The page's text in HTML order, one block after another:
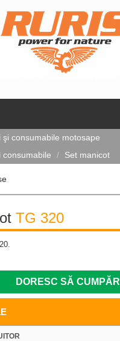
şi consumabile motosape
consumabile
Set manicot
TG 320
DORESC SĂ CUMPĂR